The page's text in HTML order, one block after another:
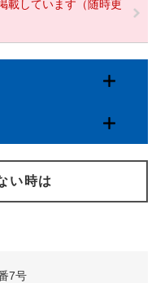
載しています（随時更
い時は
7号